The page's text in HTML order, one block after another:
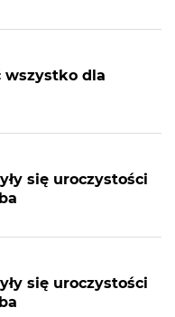
wszystko dla
się uroczystości
się uroczystości